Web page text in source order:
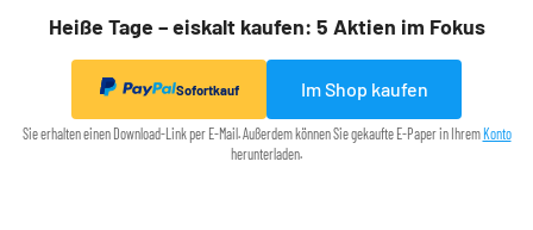
Heiße Tage – eiskalt kaufen: 5 Aktien im Fokus
Sofortkauf Im Shop kaufen
Sie erhalten einen Download-Link per E-Mail. Außerdem können Sie gekaufte E-Paper in Ihrem Konto
herunterladen.